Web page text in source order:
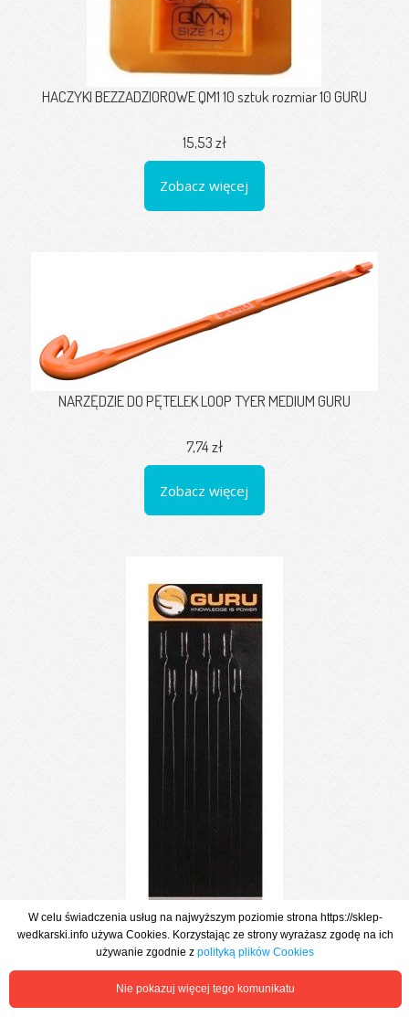
HACZYKI BEZZADZIOROWE QM1 10 sztuk rozmiar 10 GURU
15,53 zł
Zobacz więcej
NARZĘDZIE DO PĘTELEK LOOP TYER MEDIUM GURU
7,74 zł
Zobacz więcej
W celu świadczenia usług na najwyższym poziomie strona https://sklep-
wedkarski.info używa Cookies. Korzystając ze strony wyrażasz zgodę na ich
używanie zgodnie zpolityką plików Cookies
Nie pokazuj więcej tego komunikatu